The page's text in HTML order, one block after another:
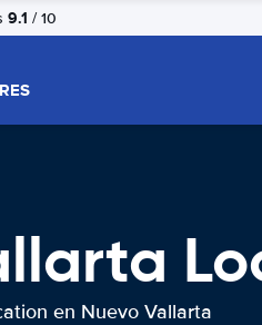
9.1 / 10
en Nuevo Vallarta